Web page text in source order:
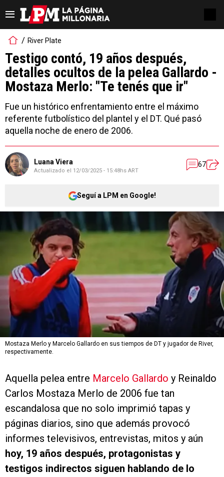
River Plate
Testigo contó, 19 años después,
detalles ocultos de la pelea Gallardo -
Mostaza Merlo: "Te tenés que ir"
Fue un histórico enfrentamiento entre el máximo
referente futbolístico del plantel y el DT. Qué pasó
aquella noche de enero de 2006.
Luana Viera
Actualizado el 12/03/2025 - 15:48hs ART
67
Seguí a LPM en Google!
Mostaza Merlo y Marcelo Gallardo en sus tiempos de DT y jugador de River,
respectivamente.
Aquella pelea entre Marcelo Gallardo y Reinaldo
Carlos Mostaza Merlo de 2006 fue tan
escandalosa que no solo imprimió tapas y
páginas diarios, sino que además provocó
informes televisivos, entrevistas, mitos y aún
hoy, 19 años después, protagonistas y
testigos indirectos siguen hablando de lo